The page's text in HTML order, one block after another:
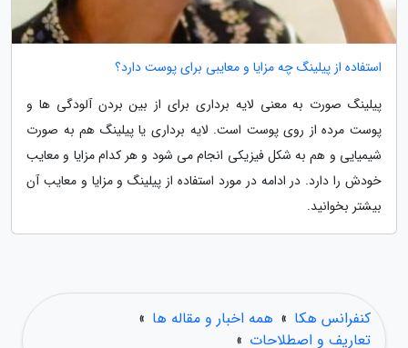
استفاده از پیلینگ چه مزایا و معایبی برای پوست دارد؟
پیلینگ صورت به معنی لایه برداری برای از بین بردن آلودگی ها و
پوست مرده از روی پوست است. لایه برداری یا پیلینگ هم به صورت
شیمیایی و هم به شکل فیزیکی انجام می شود و هر کدام مزایا و معایب
خودش را دارد. در ادامه در مورد استفاده از پیلینگ و مزایا و معایب آن
بیشتر بخوانید.
کنفرانس هکا » همه اخبار و مقاله ها »
تعاریف و اصطلاحات »